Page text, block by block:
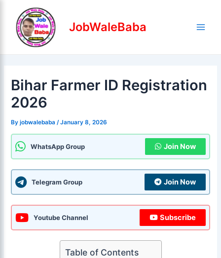
content
JobWaleBaba
Bihar Farmer ID Registration
2026
Byjobwalebaba/January 8, 2026
WhatsApp Group Join Now
Telegram Group Join Now
Youtube Channel Subscribe
Table of Contents
navigation